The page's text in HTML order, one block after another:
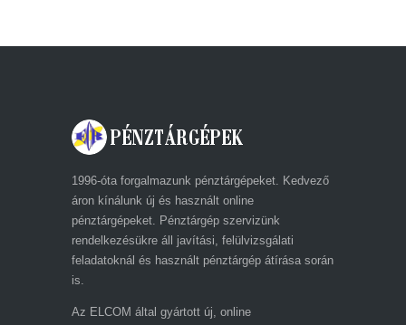
1996-óta forgalmazunk pénztárgépeket. Kedvező
áron kínálunk új és használt online
pénztárgépeket. Pénztárgép szervizünk
rendelkezésükre áll javítási, felülvizsgálati
feladatoknál és használt pénztárgép átírása során
is.
Az ELCOM által gyártott új, online